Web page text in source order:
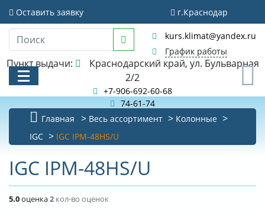
Оставить заявку г.Краснодар
kurs.klimat@yandex.ru
График работы
Пункт выдачи:
2/2
+7-906-692-60-68
74-61-74
КАТАЛОГ
АКЦИИ И РАСПРОДАЖИ
БИБЛИОТЕКА
Главная Весь ассортимент
Колонные
IGC
IGC IPM-48HS/U
IGC IPM-48HS/U
5.0оценка2 кол-во оценок